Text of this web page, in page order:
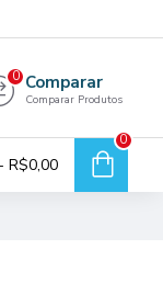
Comparar
Comparar Produtos
0
R$0,00
0